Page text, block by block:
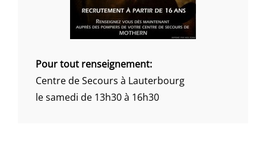
Pour tout renseignement:
Centre de Secours à Lauterbourg
le samedi de 13h30 à 16h30